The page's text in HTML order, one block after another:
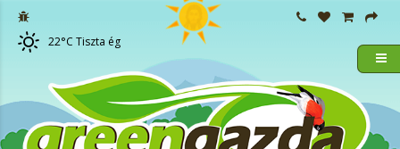
22°C Tiszta ég